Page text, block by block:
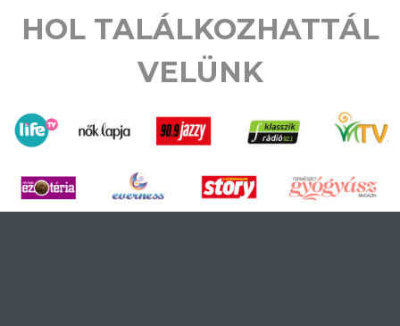
HOL TALÁLKOZHATTÁL
VELÜNK